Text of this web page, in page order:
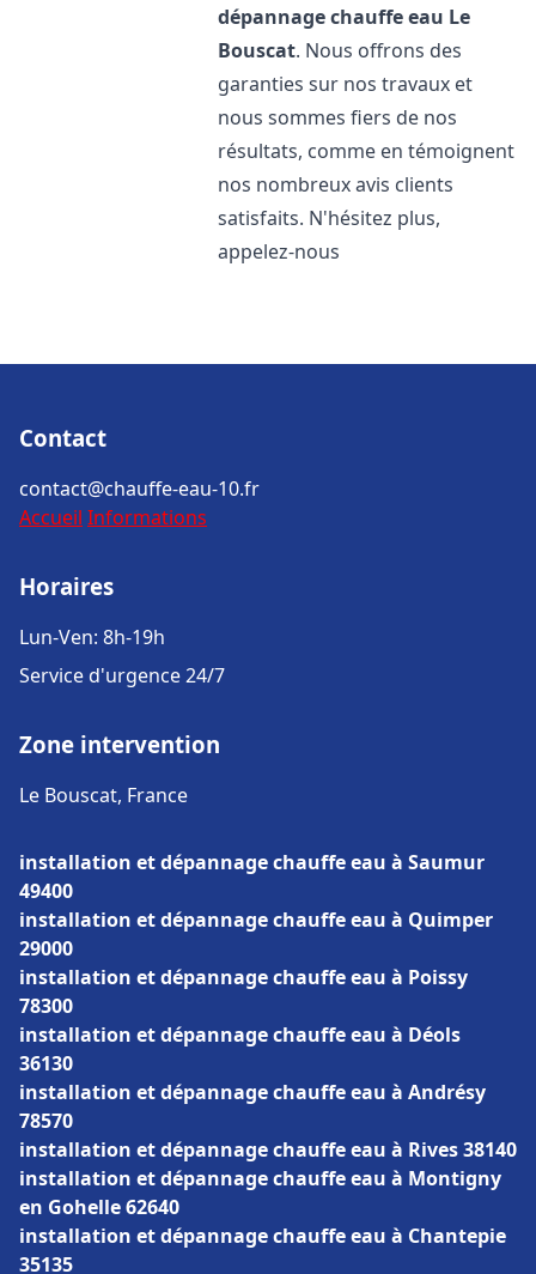
dépannage chauffe eau Le
Bouscat. Nous offrons des
garanties sur nos travaux et
nous sommes fiers de nos
résultats, comme en témoignent
nos nombreux avis clients
satisfaits. N'hésitez plus,
appelez-nous
Contact
contact@chauffe-eau-10.fr
Accueil Informations
Horaires
Lun-Ven: 8h-19h
Service d'urgence 24/7
Zone intervention
Le Bouscat, France
installation et dépannage chauffe eau à Saumur
49400
installation et dépannage chauffe eau à Quimper
29000
installation et dépannage chauffe eau à Poissy
78300
installation et dépannage chauffe eau à Déols
36130
installation et dépannage chauffe eau à Andrésy
78570
installation et dépannage chauffe eau à Rives 38140
installation et dépannage chauffe eau à Montigny
en Gohelle 62640
installation et dépannage chauffe eau à Chantepie
35135